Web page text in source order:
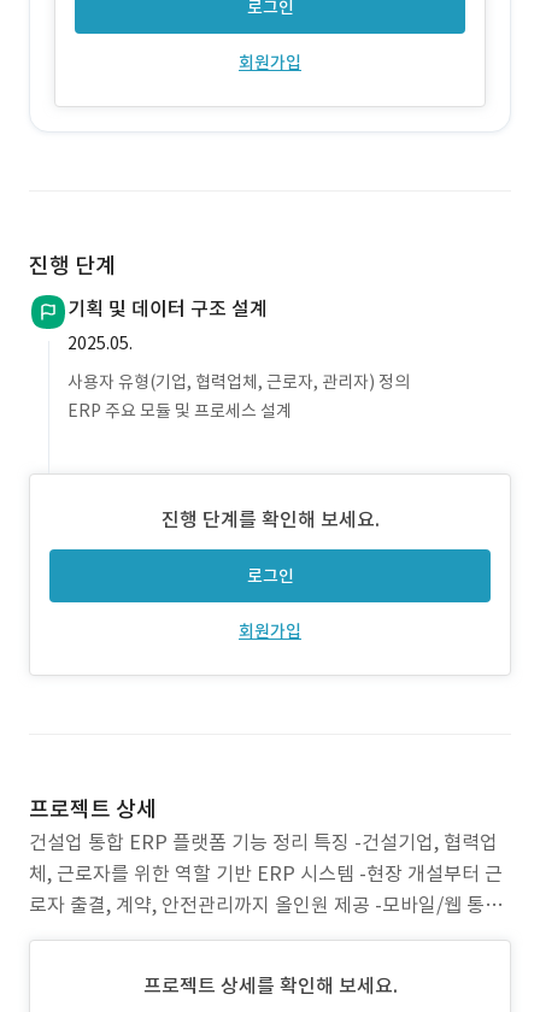
로그인
회원가입
진행 단계
기획 및 데이터 구조 설계
2025.05.
사용자 유형(기업, 협력업체, 근로자, 관리자) 정의
ERP 주요 모듈 및 프로세스 설계
진행 단계를 확인해 보세요.
로그인
회원가입
프로젝트 상세
건설업 통합 ERP 플랫폼 기능 정리 특징 -건설기업, 협력업
체, 근로자를 위한 역할 기반 ERP 시스템 -현장 개설부터 근
로자 출결, 계약, 안전관리까지 올인원 제공 -모바일/웹 통합
운영, 실시간 출결/사이렌/전자서명 등 현장 중심 기능 -안면
인공지능 챗봇 탑재로 사용자의 메뉴 탐색 편의성, 현장 현황
프로젝트 상세를 확인해 보세요.